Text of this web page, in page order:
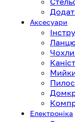
Аксесуари
Електроніка